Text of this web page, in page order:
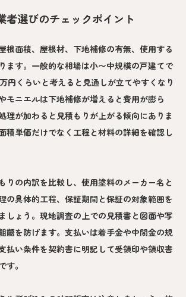
者選びのチェックポイント
根面積、屋根材、下地補修の有無、使用する
ます。一般的な相場は小〜中規模の戸建てで
円くらいと考えると見通しが立てやすくなり
モニエルは下地補修が増えると費用が膨ら
理が加わると見積もりが上がる傾向にありま
積単価だけでなく工程と材料の詳細を確認し
りの内訳を比較し、使用塗料のメーカー名と
の具体的工程、保証期間と保証の対象範囲を
しょう。現地調査の上での見積書と図面や写
齬を防げます。支払いは着手金や中間金の規
払い条件を契約書に明記して受領印や領収書
す。